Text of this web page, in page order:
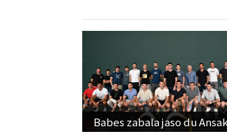
Babes zabala jaso du